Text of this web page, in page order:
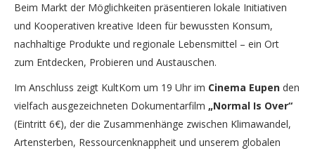
Beim Markt der Möglichkeiten präsentieren lokale Initiativen
und Kooperativen kreative Ideen für bewussten Konsum,
nachhaltige Produkte und regionale Lebensmittel – ein Ort
zum Entdecken, Probieren und Austauschen.
Im Anschluss zeigt KultKom um 19 Uhr im Cinema Eupen den
vielfach ausgezeichneten Dokumentarfilm „Normal Is Over“
(Eintritt 6€), der die Zusammenhänge zwischen Klimawandel,
Artensterben, Ressourcenknappheit und unserem globalen